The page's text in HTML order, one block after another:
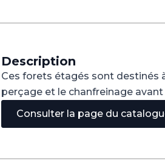
90°
Description
Ces forets étagés sont destinés
perçage et le chanfreinage
Consulter la page du